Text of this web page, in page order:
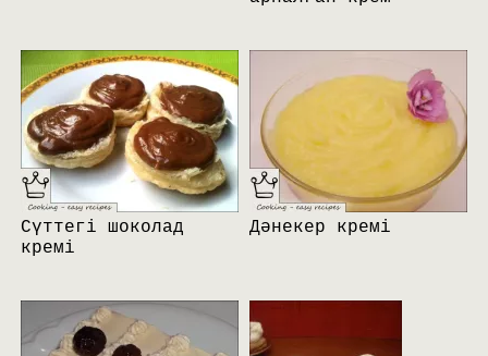
Сүттегі шоколад
кремі
Дәнекер кремі